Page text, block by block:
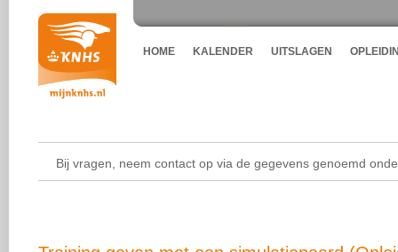
HOME KALENDER UITSLAGEN
Bij vragen, neem contact op via de gegevens genoemd